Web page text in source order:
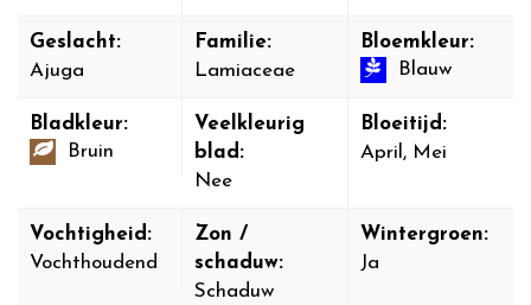
Geslacht:
Ajuga
Familie:
Lamiaceae
Bloemkleur:
Blauw
Bladkleur:
Bruin
Veelkleurig
blad:
Nee
Bloeitijd:
April, Mei
Vochtigheid:
Vochthoudend
Zon /
schaduw:
Schaduw
Wintergroen:
Ja